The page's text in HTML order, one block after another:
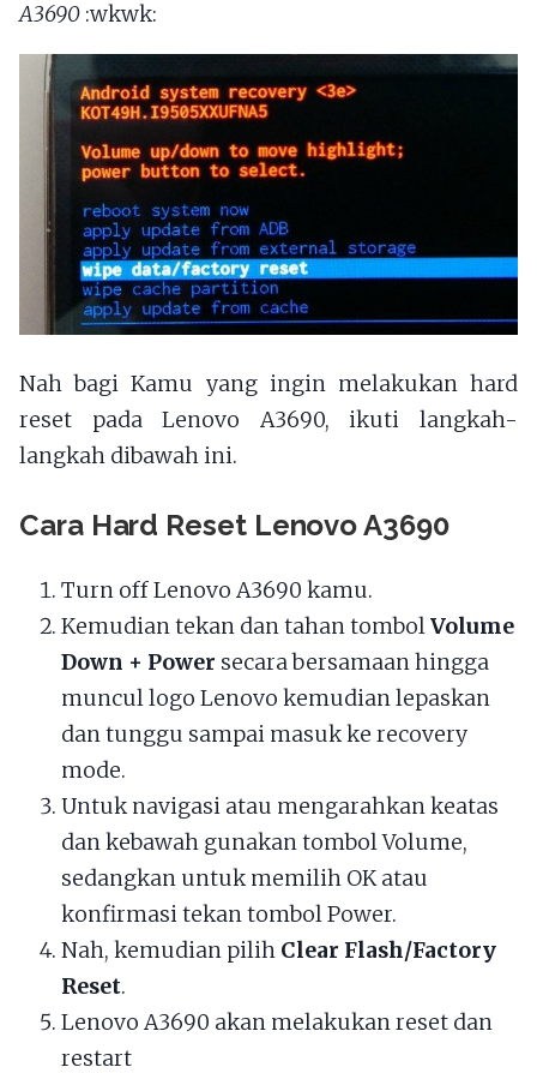
A3690 :wkwk:
Nah bagi Kamu yang ingin melakukan hard
reset pada Lenovo A3690, ikuti langkah-
langkah dibawah ini.
Cara Hard Reset Lenovo A3690
Turn off Lenovo A3690 kamu.
Kemudian tekan dan tahan tombolVolume
Down + Power secara bersamaan hingga
muncul logo Lenovo kemudian lepaskan
dan tunggu sampai masuk ke recovery
mode.
Untuk navigasi atau mengarahkan keatas
dan kebawah gunakan tombol Volume,
sedangkan untuk memilih OK atau
konfirmasi tekan tombol Power.
Nah, kemudian pilih Clear Flash/Factory
Reset.
Lenovo A3690 akan melakukan reset dan
restart